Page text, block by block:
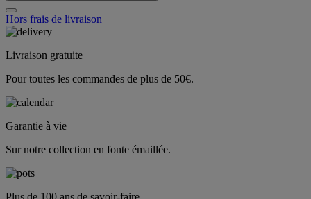
Hors frais de livraison
Livraison gratuite
Pour toutes les commandes de plus de 50€.
Garantie à vie
Sur notre collection en fonte émaillée.